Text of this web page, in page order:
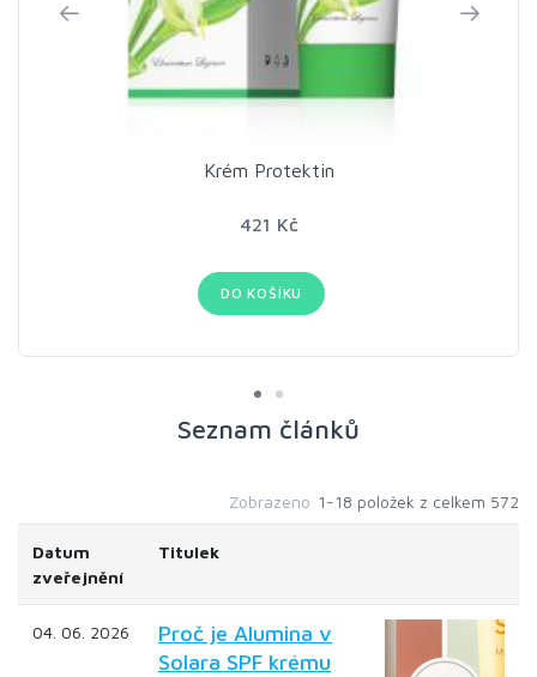
Krém Protektin
421 Kč
DO KOŠÍKU
Seznam článků
Zobrazeno 1-18 položek z celkem 572
Datum
zveřejnění
Titulek
04. 06. 2026
Proč je Alumina v
Solara SPF krému